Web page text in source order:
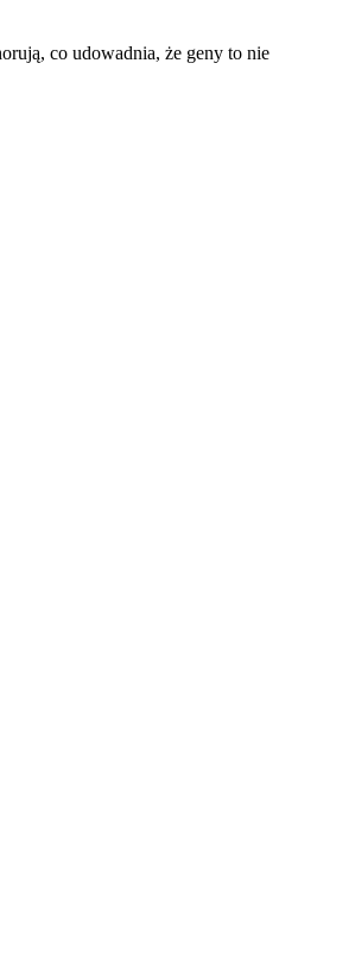
co udowadnia, że geny to nie